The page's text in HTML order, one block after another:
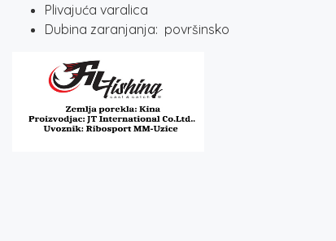
Plivajuća varalica
Dubina zaranjanja: površinsko